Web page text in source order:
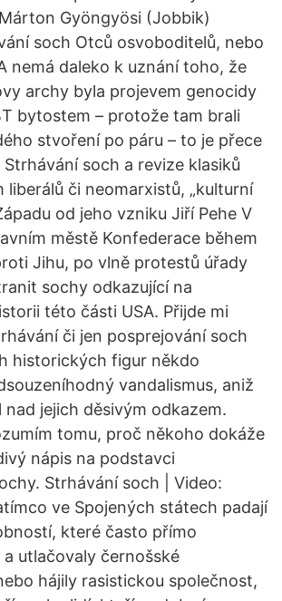
Gyöngyösi (Jobbik)
soch Otců osvoboditelů, nebo
nemá daleko k uznání toho, že
archy byla projevem genocidy
bytostem – protože tam brali
stvoření po páru – to je přece
soch a revize klasiků
liberálů či neomarxistů, „kulturní
od jeho vzniku Jiří Pehe V
městě Konfederace během
Jihu, po vlně protestů úřady
sochy odkazující na
této části USA. Přijde mi
či jen posprejování soch
historických figur někdo
vandalismus, aniž
nad jejich děsivým odkazem.
tomu, proč někoho dokáže
nápis na podstavci
Strhávání soch | Video:
ve Spojených státech padají
které často přímo
utlačovaly černošské
hájily rasistickou společnost,